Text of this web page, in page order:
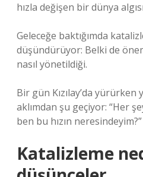
hızla değişen bir dünya
Geleceğe baktığımda
düşündürüyor: Belki de
nasıl yönetildiği.
Bir gün Kızılay’da
aklımdan şu geçiyor: “Her
ben bu hızın neresindeyim?”
Katalizleme